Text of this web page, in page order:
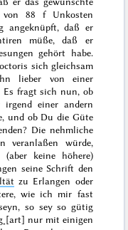
von 88 f Unkosten
angeknüpft, daß er
müße, daß er
gehört habe.
sich gleichsam
lieber von einer
fragt sich nun, ob
irgend einer andern
und ob Du die Güte
Die nehmliche
veranlaßen würde,
keine höhere)
seine Schrift den
zu Erlangen oder
wie ich mir fast
so sey so gütig
nur mit einigen